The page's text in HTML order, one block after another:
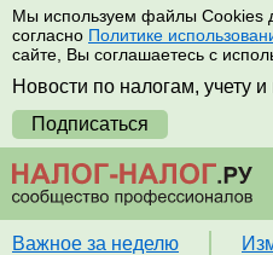
Мы используем файлы Cookies
согласно Политике
сайте, Вы соглашаетесь с
Новости по налогам, учету
Подписаться
Важное за неделю